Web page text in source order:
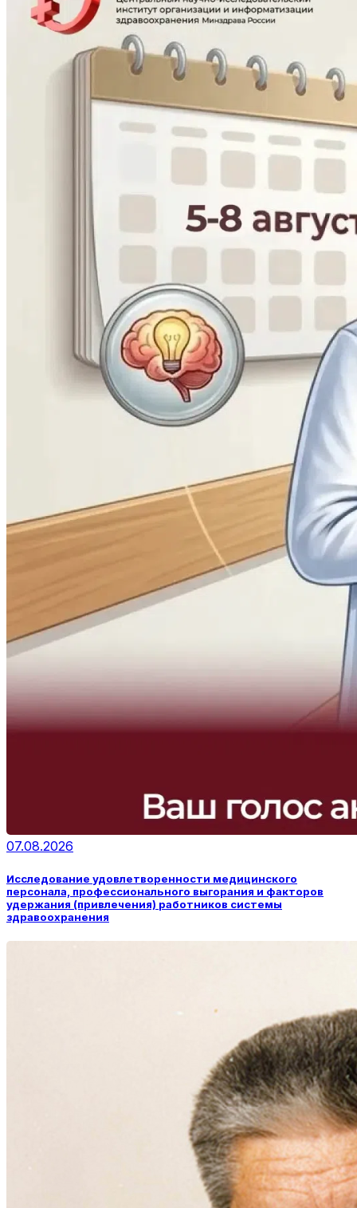
07.08.2026
Исследование удовлетворенности медицинского
персонала, профессионального выгорания и факторов
удержания (привлечения) работников системы
здравоохранения